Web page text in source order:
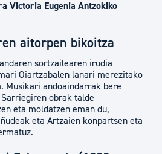
Victoria Eugenia Antzokiko
aitorpen bikoitza
sortzailearen irudia
Oiartzabalen lanari merezitako
Musikari andoaindarrak bere
obrak talde
eta moldatzen eman du,
eta Artzaien konpartsen eta